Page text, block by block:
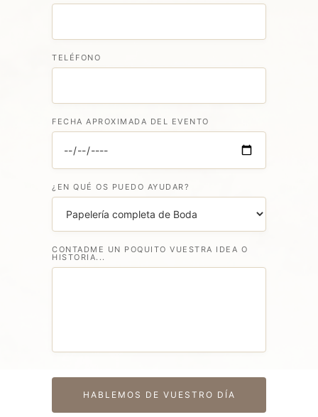
TELÉFONO
FECHA APROXIMADA DEL EVENTO
¿EN QUÉ OS PUEDO AYUDAR?
CONTADME UN POQUITO VUESTRA IDEA O
HISTORIA...